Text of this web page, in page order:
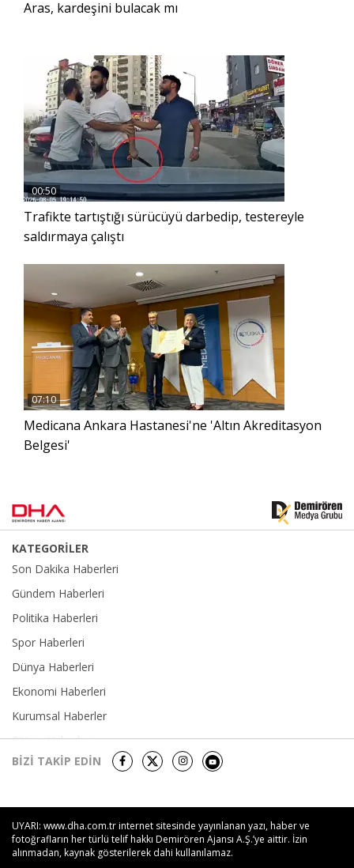
Aras, kardeşini bulacak mı
00:50
Trafikte tartıştığı sürücüyü darbedip, testereyle
saldırmaya çalıştı
07:10
Medicana Ankara Hastanesi'ne 'Altın Akreditasyon
Belgesi'
KATEGORİLER
Son Dakika Haberleri
Gündem Haberleri
Politika Haberleri
Spor Haberleri
Dünya Haberleri
Ekonomi Haberleri
Kurumsal Haberler
Eğitim Haberleri
Yerel Haberler
Foto Galeri
Video Galeri
BİZİ TAKİP EDİN
UYARI: www.dha.com.tr internet sitesinde yayınlanan yazı, haber ve
fotoğrafların her türlü telif hakkı Demirören Ajansı A.Ş.’ye aittir. İzin
alınmadan, kaynak gösterilerek dahi kullanılamaz.